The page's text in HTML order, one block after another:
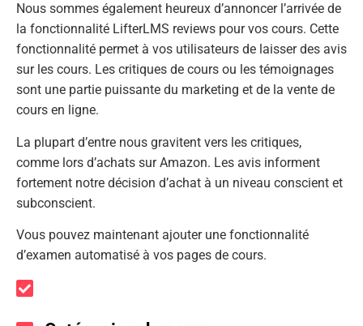
Nous sommes également heureux d’annoncer l’arrivée de
la fonctionnalité LifterLMS reviews pour vos cours. Cette
fonctionnalité permet à vos utilisateurs de laisser des avis
sur les cours. Les critiques de cours ou les témoignages
sont une partie puissante du marketing et de la vente de
cours en ligne.
La plupart d’entre nous gravitent vers les critiques,
comme lors d’achats sur Amazon. Les avis informent
fortement notre décision d’achat à un niveau conscient et
subconscient.
Vous pouvez maintenant ajouter une fonctionnalité
d’examen automatisé à vos pages de cours.